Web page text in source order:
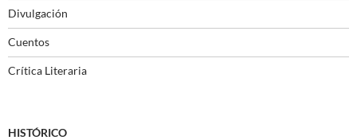
Divulgación
Cuentos
Crítica Literaria
HISTÓRICO